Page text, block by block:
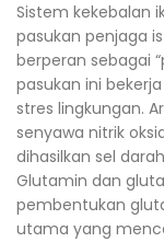
Sistem kekebalan
pasukan penjaga
berperan sebagai
pasukan ini
stres lingkungan.
senyawa nitrik
dihasilkan sel
Glutamin dan
pembentukan
utama yang